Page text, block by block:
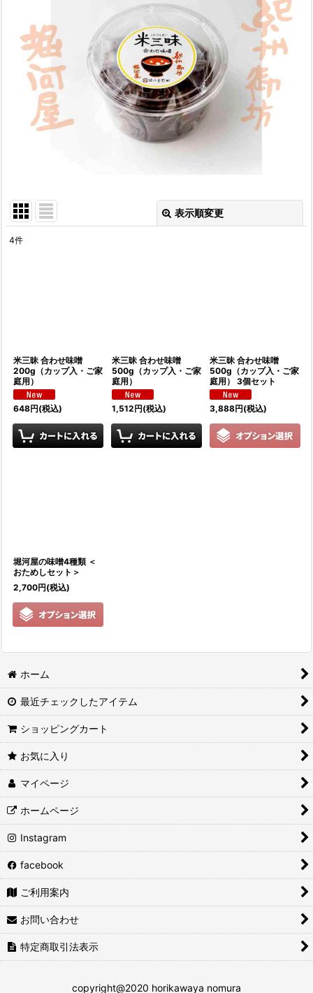
表示順変更
4件
米三昧 合わせ味噌
200g（カップ入・ご家
庭用）
648円(税込)
米三昧 合わせ味噌
500g（カップ入・ご家
庭用）
1,512円(税込)
米三昧 合わせ味噌
500g（カップ入・ご家
庭用） 3個セット
3,888円(税込)
堀河屋の味噌4種類 ＜
おためしセット＞
2,700円(税込)
ホーム
最近チェックしたアイテム
ショッピングカート
お気に入り
マイページ
ホームページ
Instagram
facebook
ご利用案内
お問い合わせ
特定商取引法表示
copyright@2020 horikawaya nomura